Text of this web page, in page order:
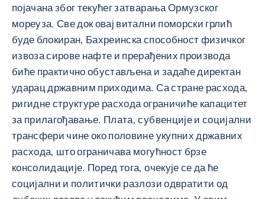
појачана због текућег затварања Ормузског
мореуза. Све док овај витални поморски грлић
буде блокиран, Бахреинска способност физичког
извоза сирове нафте и прерађених производа
биће практично обустављена и задаће директан
ударац државним приходима. Са стране расхода,
ригидне структуре расхода ограничиће капацитет
за прилагођавање. Плата, субвенције и социјални
трансфери чине око половине укупних државних
расхода, што ограничава могућност брзе
консолидације. Поред тога, очекује се да ће
социјални и политички разлози одвратити од